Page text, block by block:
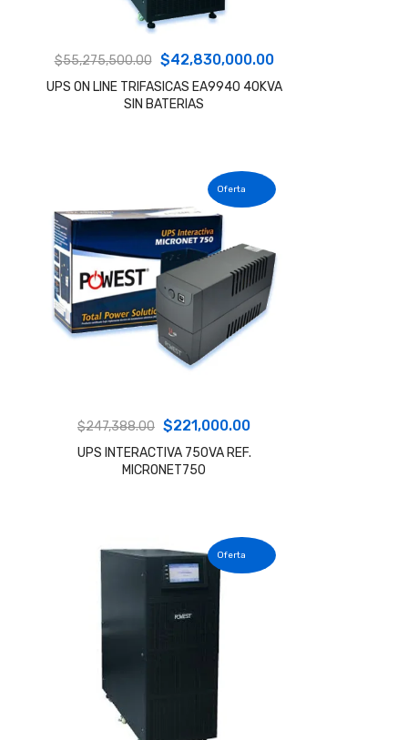
$55,275,500.00 El
precio
original
$42,830,000.00El
precio
UPS ON LINE TRIFASICAS EA9940 40KVA
SIN BATERIAS
$247,388.00 El
precio
original
$221,000.00El
UPS INTERACTIVA 750VA REF.
MICRONET750